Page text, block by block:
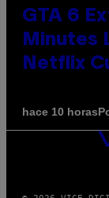
GTA 6
Minutes
Netflix
hace 10 horas